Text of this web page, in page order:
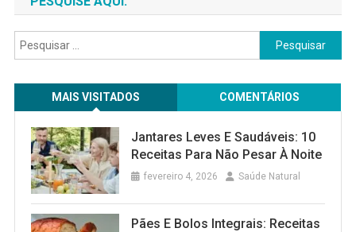
Pesquisar
por:
MAIS VISITADOS COMENTÁRIOS
Jantares Leves E Saudáveis: 10
Receitas Para Não Pesar À Noite
fevereiro 4, 2026 Saúde Natural
Pães E Bolos Integrais: Receitas